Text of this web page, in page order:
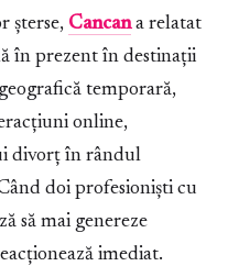
șterse, Cancana relatat
în prezent în destinații
temporară,
online,
divorț în rândul
doi profesioniști cu
să mai genereze
imediat.